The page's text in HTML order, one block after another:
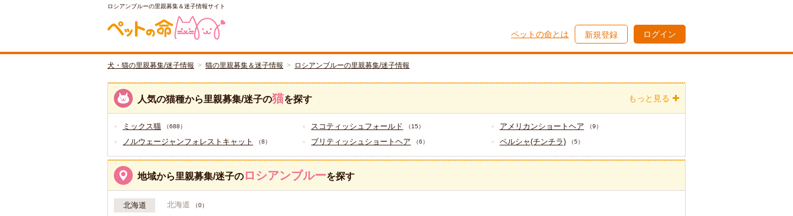
ロシアンブルーの里親募集＆迷子情報サイト
ペットの命とは 新規登録 ログイン
犬・猫の里親募集/迷子情報 猫の里親募集＆迷子情報 ロシアンブルーの里親募集/迷子情報
人気の猫種から里親募集/迷子の猫を探す
ミックス猫 （688） スコティッシュフォールド （15） アメリカンショートヘア （9）
ノルウェージャンフォレストキャット （8） ブリティッシュショートヘア （6） ペルシャ(チンチラ) （5）
もっと見る
地域から里親募集/迷子のロシアンブルーを探す
北海道 北海道 （0）